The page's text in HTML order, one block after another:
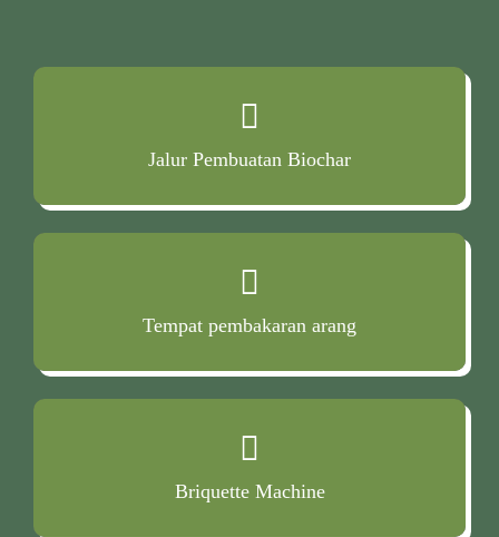
Jalur Pembuatan Biochar
Tempat pembakaran arang
Briquette Machine